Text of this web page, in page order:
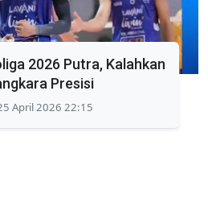
2026 Putra, Kalahkan
Presisi
April 2026 22:15